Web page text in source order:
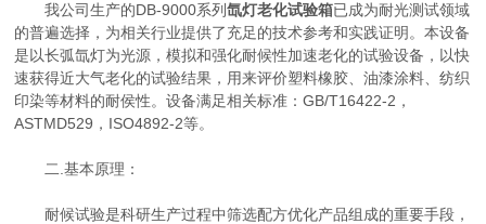
我公司生产的DB-9000系列氙灯老化试验箱已成为耐光测试领域
的普遍选择，为相关行业提供了充足的技术参考和实践证明。本设备
是以长弧氙灯为光源，模拟和强化耐候性加速老化的试验设备，以快
速获得近大气老化的试验结果，用来评价塑料橡胶、油漆涂料、纺织
印染等材料的耐侯性。设备满足相关标准：GB/T16422-2，
ASTMD529，ISO4892-2等。
二.基本原理：
耐候试验是科研生产过程中筛选配方优化产品组成的重要手段，